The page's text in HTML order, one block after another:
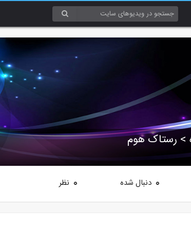
> رستاک هوم
0 دنبال شده 0 نظر